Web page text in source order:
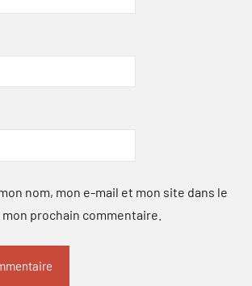
nom, mon e-mail et mon site dans le
prochain commentaire.